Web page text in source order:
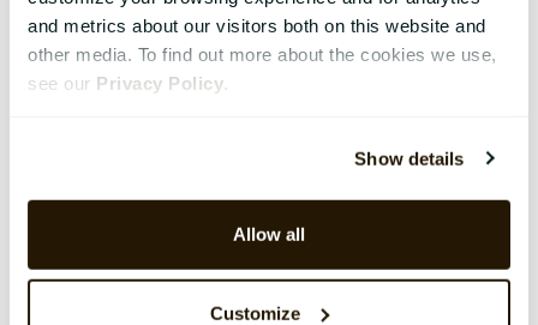
and metrics about our visitors both on this website and
other media. To find out more about the cookies we use,
see our Privacy Policy
Show details
Allow all
Customize